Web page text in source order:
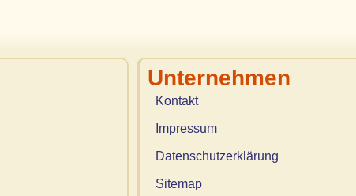
Unternehmen
Kontakt
Impressum
Datenschutzerklärung
Sitemap